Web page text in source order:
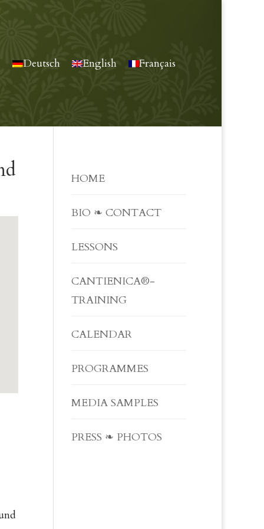
Deutsch English Français
HOME
BIO ❧ CONTACT
LESSONS
CANTIENICA®-
TRAINING
CALENDAR
PROGRAMMES
MEDIA SAMPLES
PRESS ❧ PHOTOS